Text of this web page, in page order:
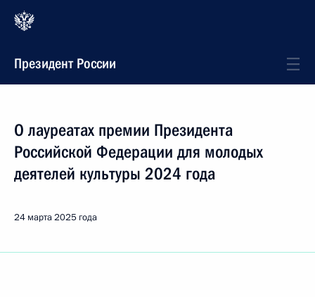
Президент России
О лауреатах премии Президента
Российской Федерации для молодых
деятелей культуры 2024 года
24 марта 2025 года